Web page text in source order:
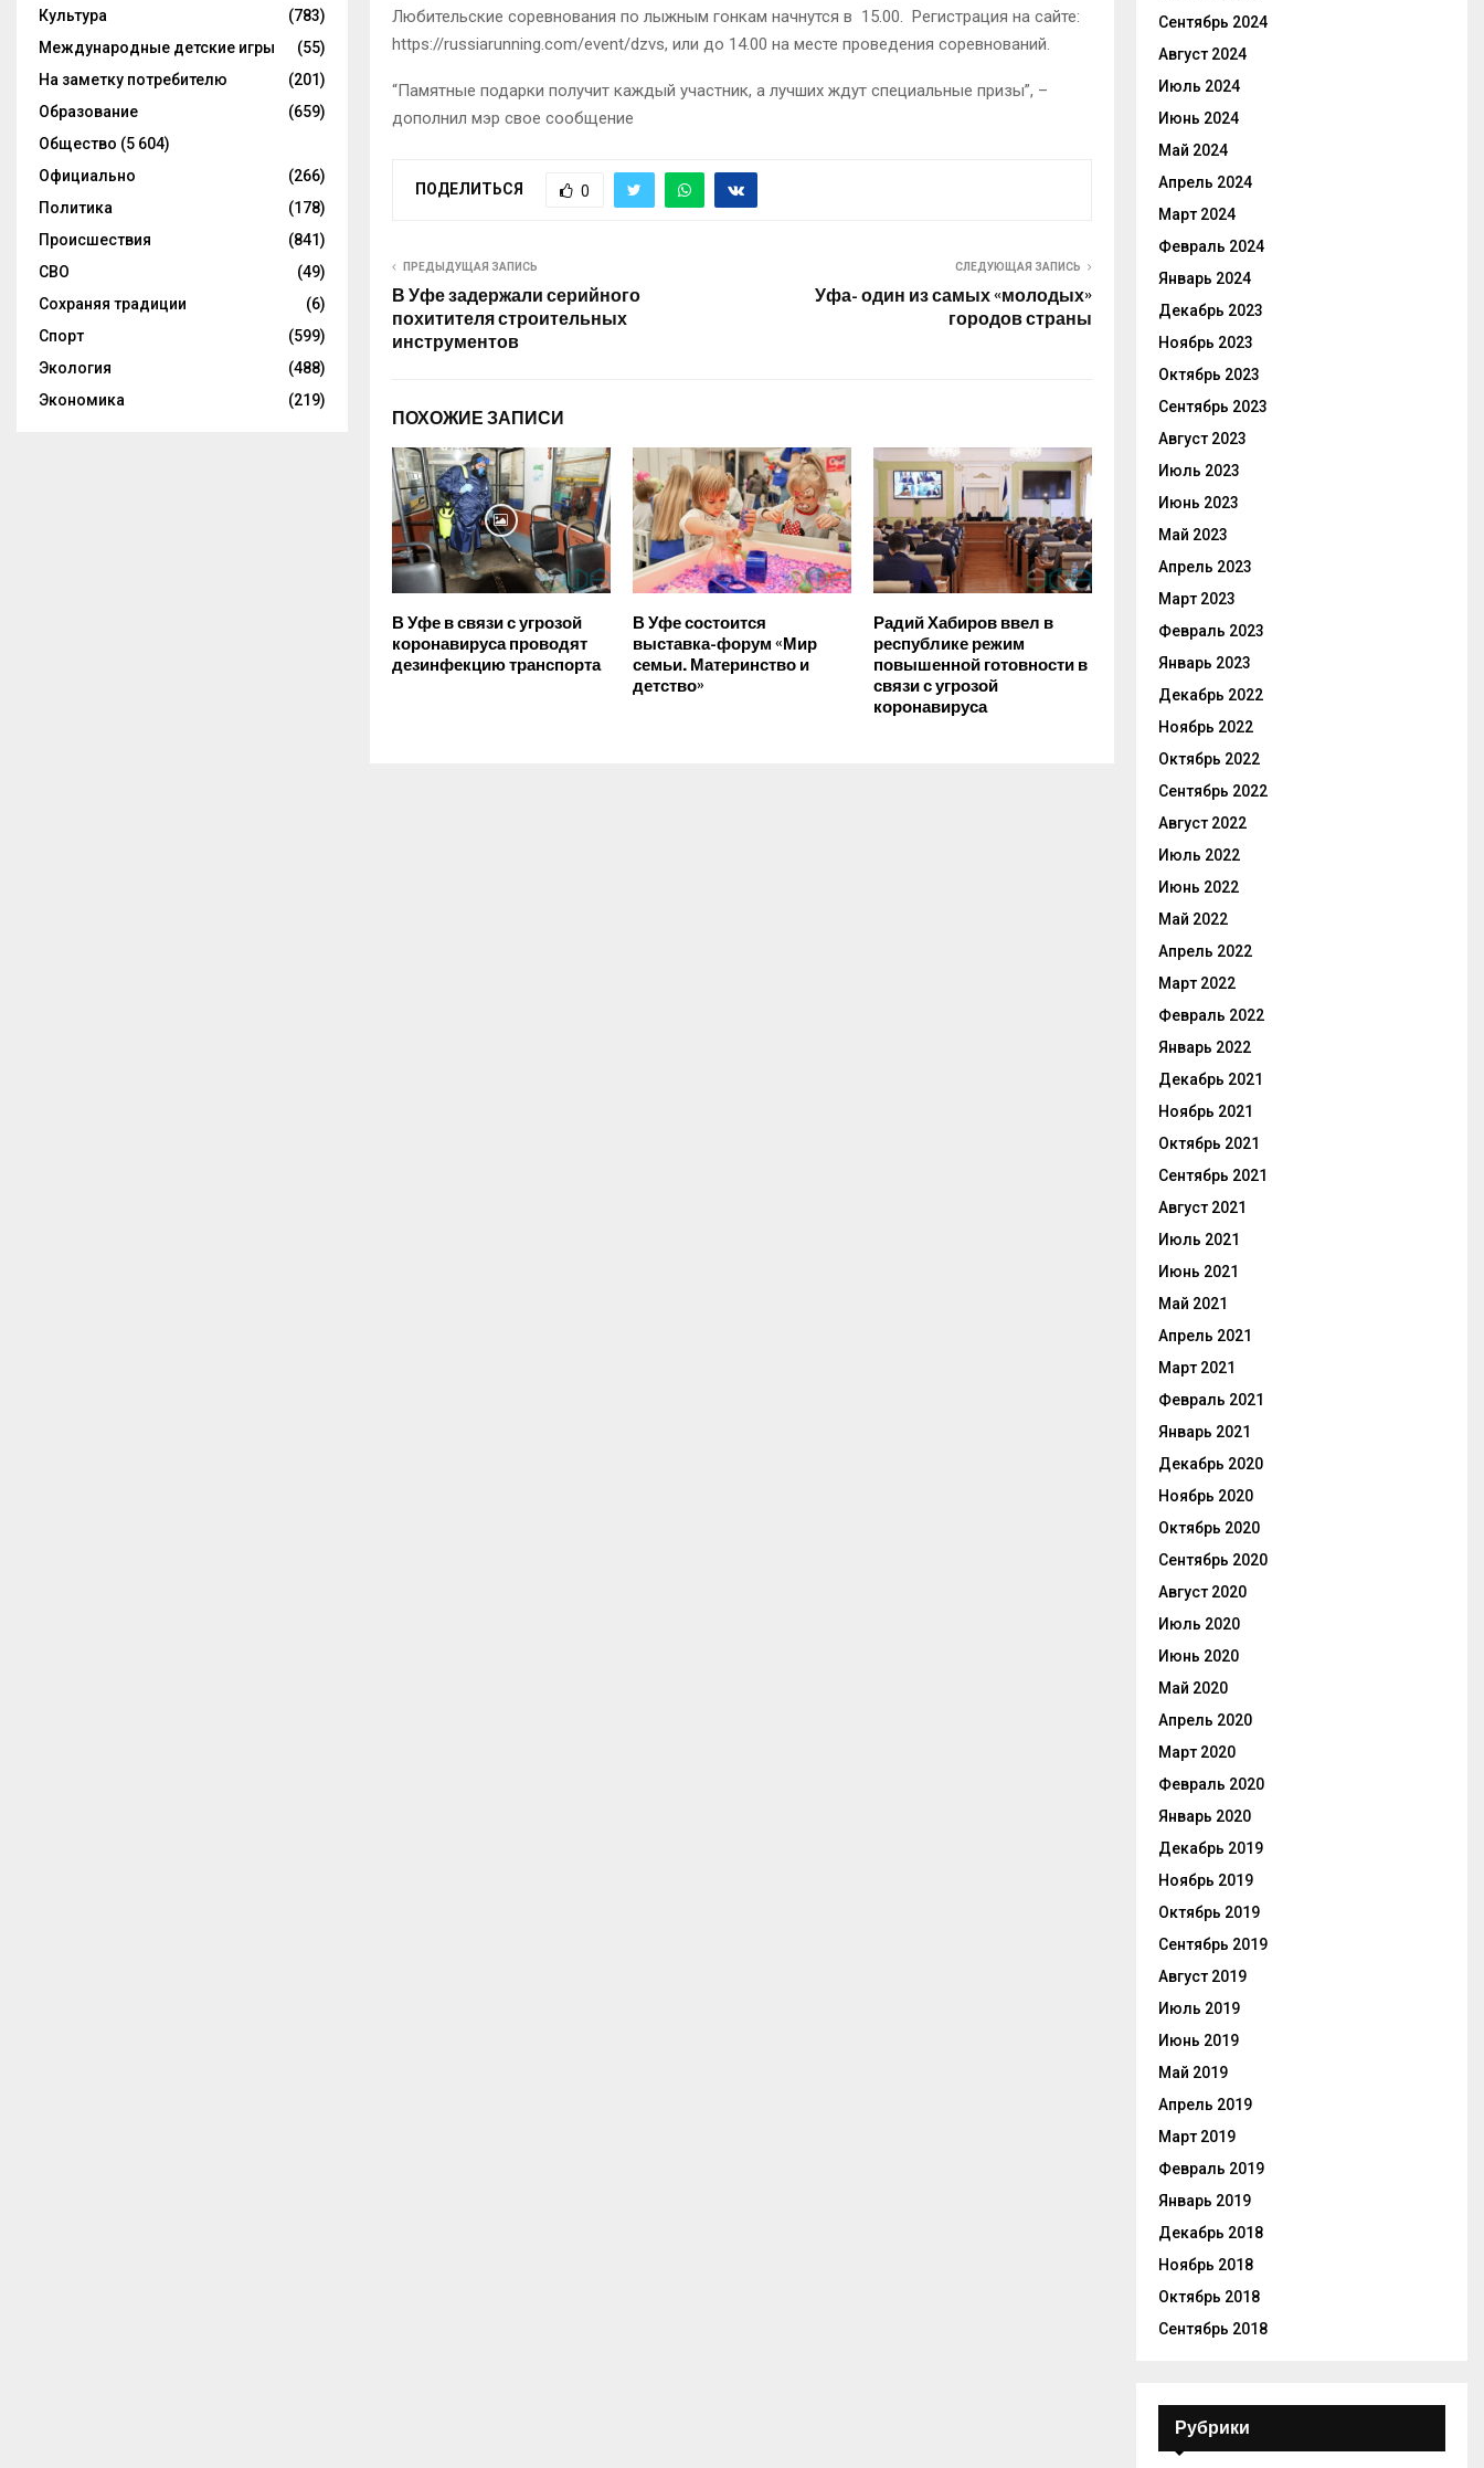
Любительские соревнования по лыжным гонкам начнутся в 15.00. Регистрация на сайте:
https://russiarunning.com/event/dzvs, или до 14.00 на месте проведения соревнований.
“Памятные подарки получит каждый участник, а лучших ждут специальные призы”, –
дополнил мэр свое сообщение
ПОДЕЛИТЬСЯ 0
ПРЕДЫДУЩАЯ ЗАПИСЬ
В Уфе задержали серийного
похитителя строительных
инструментов
СЛЕДУЮЩАЯ ЗАПИСЬ
Уфа- один из самых «молодых»
городов страны
ПОХОЖИЕ ЗАПИСИ
В Уфе в связи с угрозой
коронавируса проводят
дезинфекцию транспорта
В Уфе состоится
выставка-форум «Мир
семьи. Материнство и
детство»
Радий Хабиров ввел в
республике режим
повышенной готовности в
связи с угрозой
коронавируса
Культура
(783)
Международные детские игры
(55)
На заметку потребителю
(201)
Образование
(659)
Общество (5 604)
Официально
(266)
Политика
(178)
Происшествия
(841)
СВО
(49)
Сохраняя традиции
(6)
Спорт
(599)
Экология
(488)
Экономика
(219)
Сентябрь 2024
Август 2024
Июль 2024
Июнь 2024
Май 2024
Апрель 2024
Март 2024
Февраль 2024
Январь 2024
Декабрь 2023
Ноябрь 2023
Октябрь 2023
Сентябрь 2023
Август 2023
Июль 2023
Июнь 2023
Май 2023
Апрель 2023
Март 2023
Февраль 2023
Январь 2023
Декабрь 2022
Ноябрь 2022
Октябрь 2022
Сентябрь 2022
Август 2022
Июль 2022
Июнь 2022
Май 2022
Апрель 2022
Март 2022
Февраль 2022
Январь 2022
Декабрь 2021
Ноябрь 2021
Октябрь 2021
Сентябрь 2021
Август 2021
Июль 2021
Июнь 2021
Май 2021
Апрель 2021
Март 2021
Февраль 2021
Январь 2021
Декабрь 2020
Ноябрь 2020
Октябрь 2020
Сентябрь 2020
Август 2020
Июль 2020
Июнь 2020
Май 2020
Апрель 2020
Март 2020
Февраль 2020
Январь 2020
Декабрь 2019
Ноябрь 2019
Октябрь 2019
Сентябрь 2019
Август 2019
Июль 2019
Июнь 2019
Май 2019
Апрель 2019
Март 2019
Февраль 2019
Январь 2019
Декабрь 2018
Ноябрь 2018
Октябрь 2018
Сентябрь 2018
Рубрики